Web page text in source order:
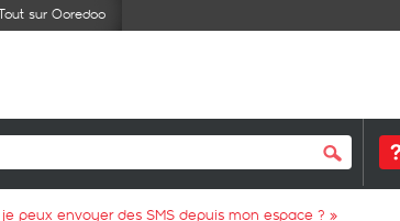
sur Ooredoo
peux envoyer des SMS depuis mon espace ? »